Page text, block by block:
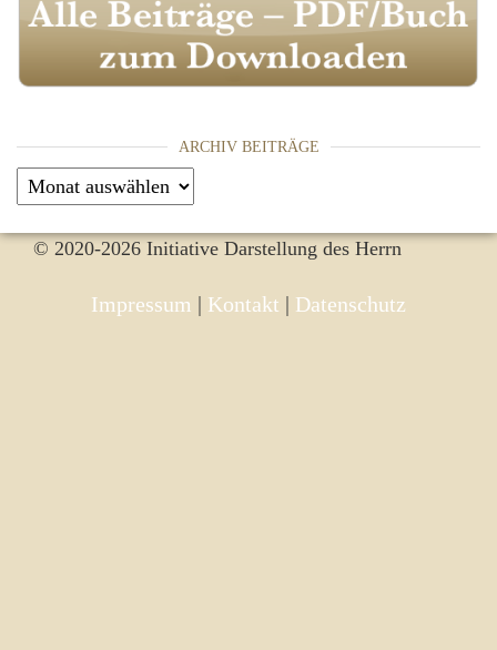
ARCHIV BEITRÄGE
Archiv Beiträge
© 2020-2026 Initiative Darstellung des Herrn
Impressum | Kontakt | Datenschutz